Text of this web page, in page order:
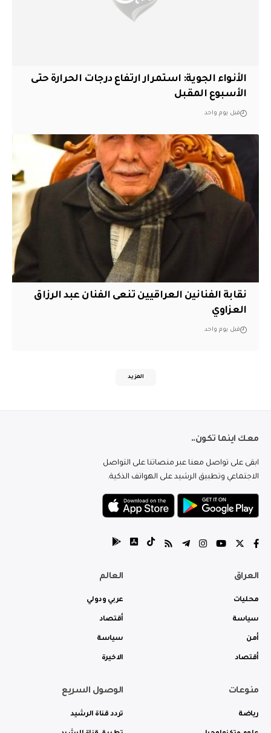
الأنواء الجوية: استمرار ارتفاع درجات الحرارة حتى
الأسبوع المقبل
قبل يوم واحد
نقابة الفنانين العراقيين تنعى الفنان عبد الرزاق
العزاوي
قبل يوم واحد
المزيد
معك اينما تكون..
ابقى على تواصل معنا عبر منصاتنا على التواصل
الاجتماعي وتطبيق الرشيد على الهواتف الذكية.
العراق
محليات
سياسة
أمن
أقتصاد
العالم
عربي ودولي
أقتصاد
سياسة
الاخيرة
منوعات
رياضة
الوصول السريع
تردد قناة الرشيد